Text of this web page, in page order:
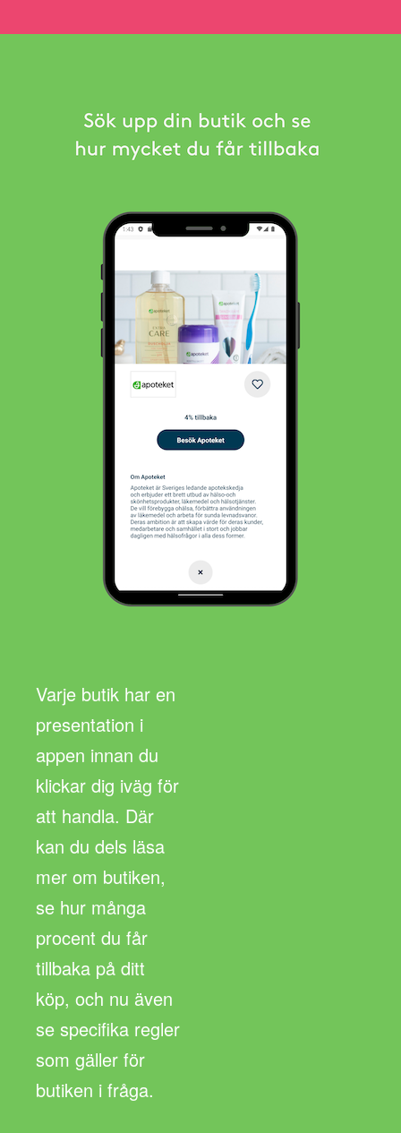
Varje butik har en
presentation i
appen innan du
klickar dig iväg för
att handla. Där
kan du dels läsa
mer om butiken,
se hur många
procent du får
tillbaka på ditt
köp, och nu även
se specifika regler
som gäller för
butiken i fråga.